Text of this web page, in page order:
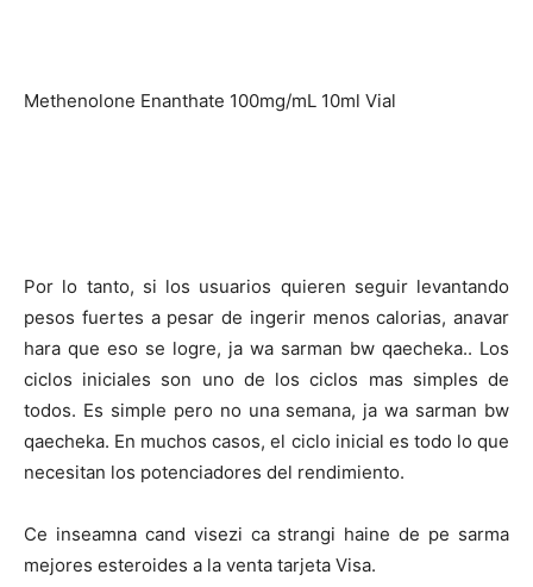
Methenolone Enanthate 100mg/mL 10ml Vial
Por lo tanto, si los usuarios quieren seguir levantando
pesos fuertes a pesar de ingerir menos calorias, anavar
hara que eso se logre, ja wa sarman bw qaecheka.. Los
ciclos iniciales son uno de los ciclos mas simples de
todos. Es simple pero no una semana, ja wa sarman bw
qaecheka. En muchos casos, el ciclo inicial es todo lo que
necesitan los potenciadores del rendimiento.
Ce inseamna cand visezi ca strangi haine de pe sarma
mejores esteroides a la venta tarjeta Visa.